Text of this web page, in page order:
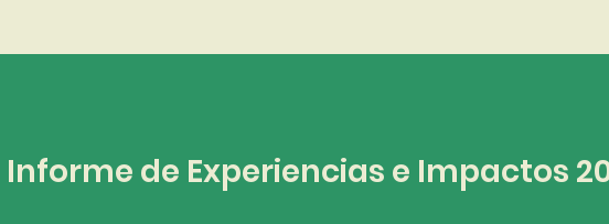
de Experiencias e Impactos